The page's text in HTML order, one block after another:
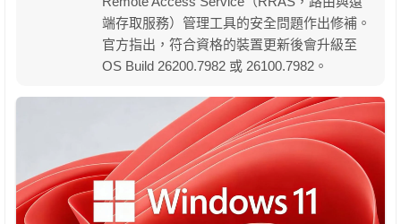
端存取服務）管理工具的安全問題作出修補。
官方指出，符合資格的裝置更新後會升級至
OS Build 26200.7982 或 26100.7982。